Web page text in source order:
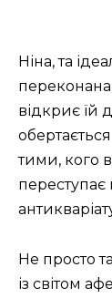
Ніна, та
відкриє їй
тими, кого
переступає
Не просто
із світом